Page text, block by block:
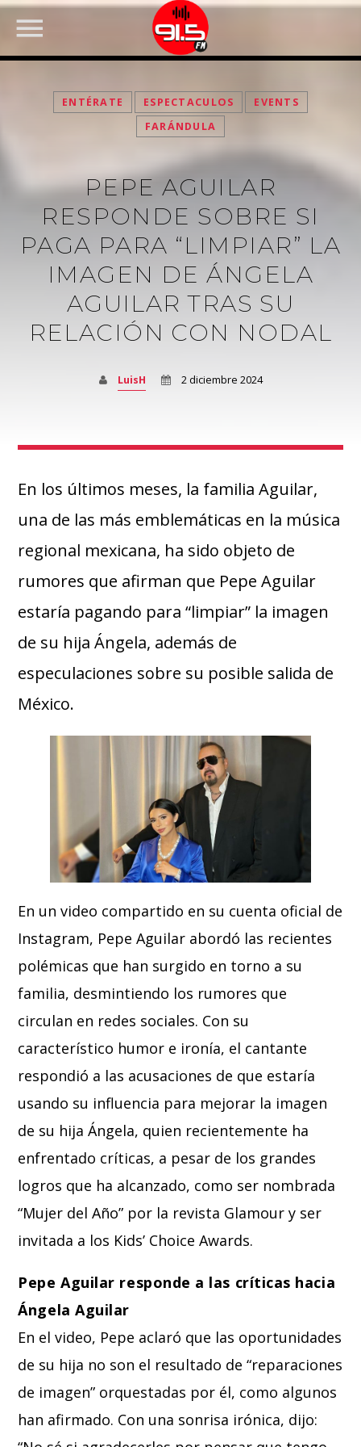
FACEBOOK
ENTÉRATE ESPECTACULOS
EVENTS
FARÁNDULA
PEPE AGUILAR
RESPONDE SOBRE SI
PAGA PARA “LIMPIAR” LA
IMAGEN DE ÁNGELA
AGUILAR TRAS SU
RELACIÓN CON NODAL
LuisH 2 diciembre 2024
En los últimos meses, la familia Aguilar,
una de las más emblemáticas en la música
regional mexicana, ha sido objeto de
rumores que afirman que Pepe Aguilar
estaría pagando para “limpiar” la imagen
de su hija Ángela, además de
especulaciones sobre su posible salida de
México.
En un video compartido en su cuenta oficial de
Instagram, Pepe Aguilar abordó las recientes
polémicas que han surgido en torno a su
familia, desmintiendo los rumores que
circulan en redes sociales. Con su
característico humor e ironía, el cantante
respondió a las acusaciones de que estaría
usando su influencia para mejorar la imagen
de su hija Ángela, quien recientemente ha
enfrentado críticas, a pesar de los grandes
logros que ha alcanzado, como ser nombrada
“Mujer del Año” por la revista Glamour y ser
invitada a los Kids’ Choice Awards.
Pepe Aguilar responde a las críticas hacia
Ángela Aguilar
En el video, Pepe aclaró que las oportunidades
de su hija no son el resultado de “reparaciones
de imagen” orquestadas por él, como algunos
han afirmado. Con una sonrisa irónica, dijo: